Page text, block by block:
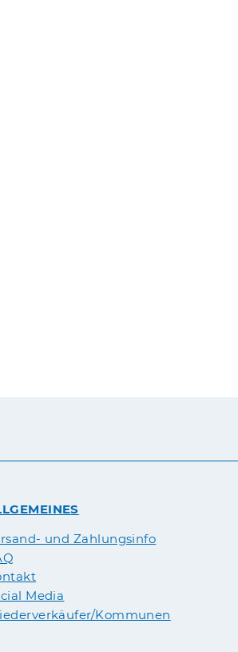
und Zahlungsinfo
Media
Kommunen